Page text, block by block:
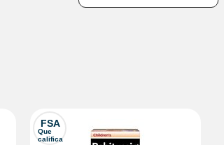
FSA
Que
califica